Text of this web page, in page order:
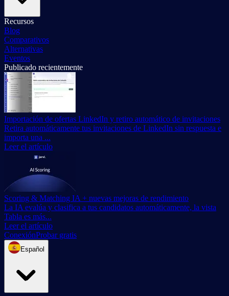
Recursos
Blog
Comparativos
Alternativas
Eventos
Publicado recientemente
Importación de ofertas LinkedIn y retiro automático de invitaciones
Retira automáticamente tus invitaciones de LinkedIn sin respuesta e
importa una ...
Leer el artículo
Scoring & Matching IA + nuevas mejoras de rendimiento
La IA evalúa y clasifica a tus candidatos automáticamente, la vista
Tabla es más...
Leer el artículo
ConexiónProbar gratis
Español